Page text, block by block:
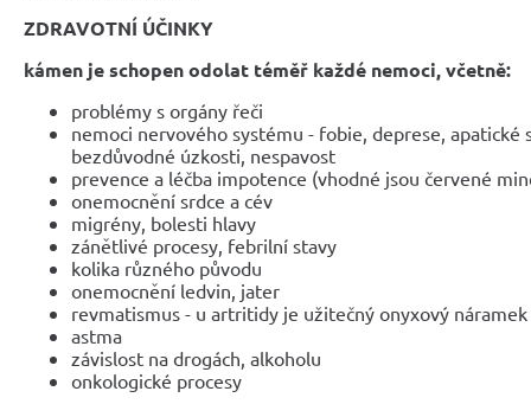
ZDRAVOTNÍ ÚČINKY
kámen je schopen odolat téměř každé nemoci, včetně:
problémy s orgány řeči
nemoci nervového systému - fobie, deprese, apatické
bezdůvodné úzkosti, nespavost
prevence a léčba impotence (vhodné jsou červené
onemocnění srdce a cév
migrény, bolesti hlavy
zánětlivé procesy, febrilní stavy
kolika různého původu
onemocnění ledvin, jater
revmatismus - u artritidy je užitečný onyxový náramek
astma
závislost na drogách, alkoholu
onkologické procesy